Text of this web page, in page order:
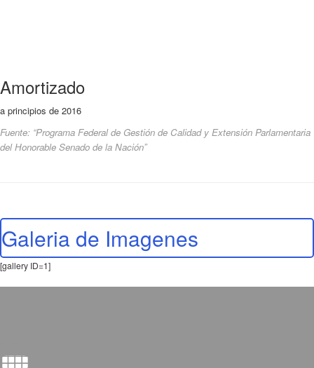
Amortizado
a principios de 2016
Fuente: “Programa Federal de Gestión de Calidad y Extensión Parlamentaria
del Honorable Senado de la Nación”
Galeria de Imagenes
[gallery ID=1]